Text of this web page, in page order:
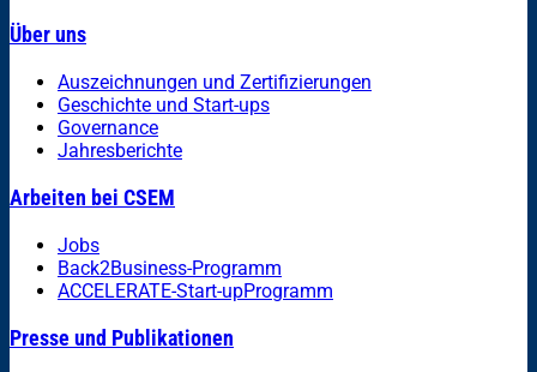
Über uns
Auszeichnungen und Zertifizierungen
Geschichte und Start-ups
Governance
Jahresberichte
Arbeiten bei CSEM
Jobs
Back2Business-Programm
ACCELERATE-Start-upProgramm
Presse und Publikationen